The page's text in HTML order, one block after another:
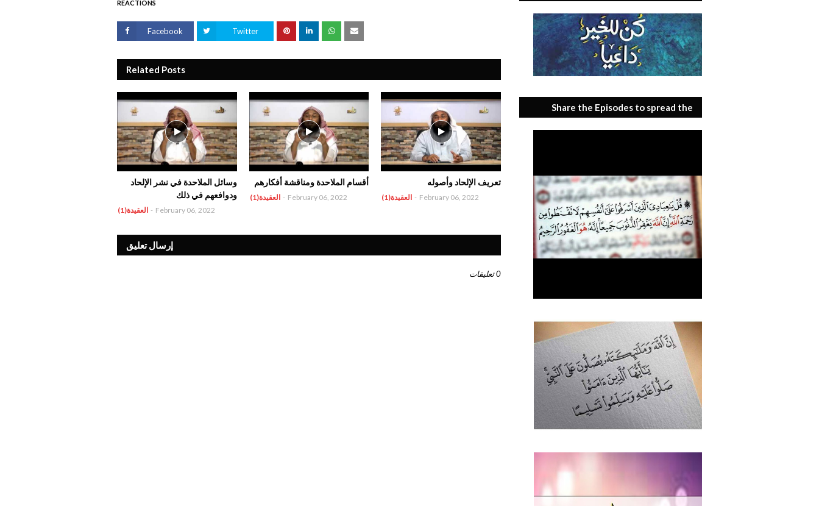
REACTIONS
Facebook Twitter
Related Posts
وسائل الملاحدة في نشر الإلحاد
ودوافعهم في ذلك
العقيدة(1) - February 06, 2022
أقسام الملاحدة ومناقشة أفكارهم
العقيدة(1) - February 06, 2022
تعريف الإلحاد وأصوله
العقيدة(1) - February 06, 2022
إرسال تعليق
0 تعليقات
Share the Episodes to spread the
benefit